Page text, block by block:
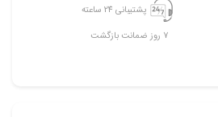
پشتیبانی 24 ساعته
7 روز ضمانت بازگشت